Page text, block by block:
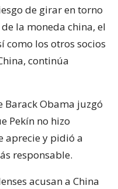
de girar en torno
la moneda china, el
como los otros socios
continúa
Barack Obama juzgó
Pekín no hizo
aprecie y pidió a
responsable.
acusan a China